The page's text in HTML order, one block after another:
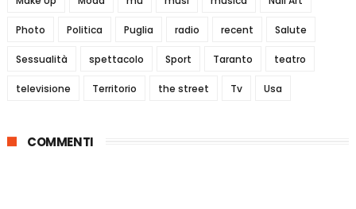
Photo Politica Puglia radio recent Salute
Sessualità spettacolo Sport Taranto teatro
televisione Territorio the street Tv Usa
COMMENTI